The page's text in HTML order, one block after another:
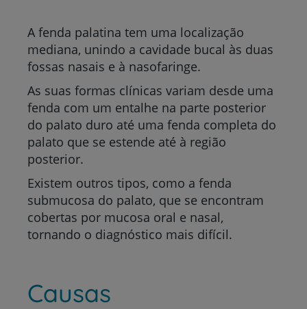
A fenda palatina tem uma localização
mediana, unindo a cavidade bucal às duas
fossas nasais e à nasofaringe.
As suas formas clínicas variam desde uma
fenda com um entalhe na parte posterior
do palato duro até uma fenda completa do
palato que se estende até à região
posterior.
Existem outros tipos, como a fenda
submucosa do palato, que se encontram
cobertas por mucosa oral e nasal,
tornando o diagnóstico mais difícil.
Causas